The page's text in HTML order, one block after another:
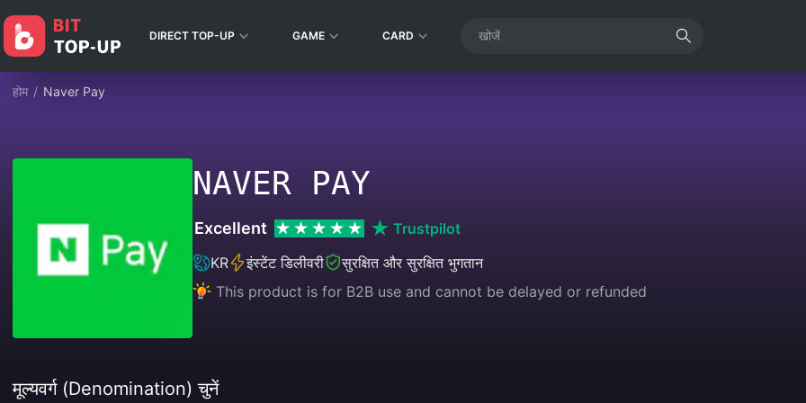
DIRECT TOP-UP GAME CARD
होम / Naver Pay
NAVER PAY
Excellent
Trustpilot
KR
इंस्टेंट डिलीवरी
सुरक्षित और सुरक्षित भुगतान
This product is for B2B use and cannot be delayed or refunded
मूल्यवर्ग (Denomination) चुनें